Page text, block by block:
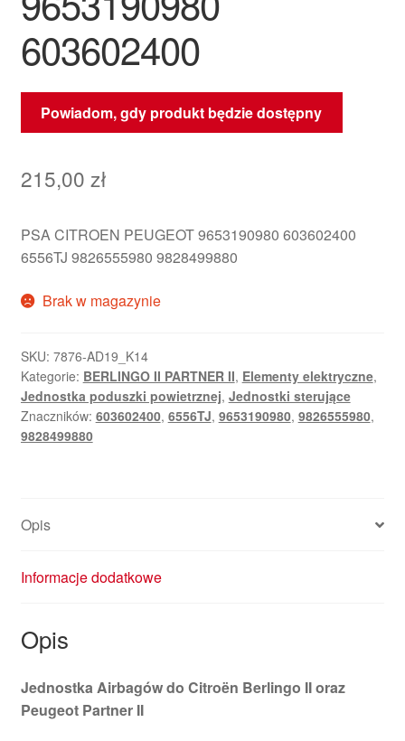
603602400
Powiadom, gdy produkt będzie dostępny
215,00 zł
PSA CITROEN PEUGEOT 9653190980 603602400
6556TJ 9826555980 9828499880
Brak w magazynie
SKU: 7876-AD19_K14
Kategorie: BERLINGO II PARTNER II, Elementy elektryczne,
Jednostka poduszki powietrznej, Jednostki sterujące
Znaczników: 603602400, 6556TJ, 9653190980, 9826555980,
9828499880
Opis
Informacje dodatkowe
Opis
Jednostka Airbagów do Citroën Berlingo II oraz
Peugeot Partner II